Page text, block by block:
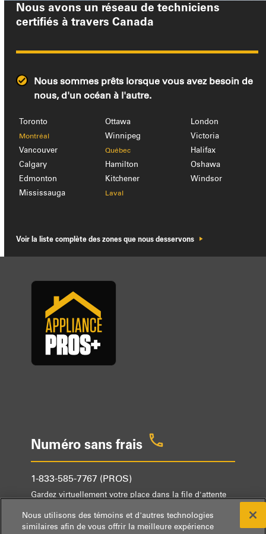
Nous avons un réseau de techniciens
certifiés à traversCanada
Nous sommes prêts lorsque vous avez besoin de
nous, d'un océan à l'autre.
Toronto
Montréal
Vancouver
Calgary
Edmonton
Mississauga
Ottawa
Winnipeg
Québec
Hamilton
Kitchener
Laval
London
Victoria
Halifax
Oshawa
Windsor
Voir la liste complète des zones que nous desservons
Numéro sans frais
1-833-585-7767 (PROS)
Gardez virtuellement votre place dans la file d'attente
Le lundi et le mardi de 8 h à 18 h HNE
Nous utilisons des témoins et d’autres technologies
similaires afin de vous offrir la meilleure expérience